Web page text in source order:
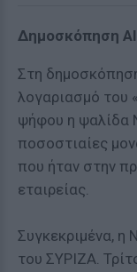
Δημοσκόπηση
Στη
λογαριασμό του
ψήφου η ψαλίδα
ποσοστιαίες
που ήταν στην
εταιρείας.
Συγκεκριμένα, η
του ΣΥΡΙΖΑ.